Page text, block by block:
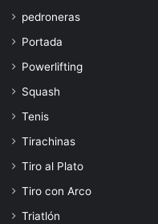
pedroneras
Portada
Powerlifting
Squash
Tenis
Tirachinas
Tiro al Plato
Tiro con Arco
Triatlón